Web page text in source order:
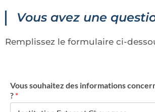
Vous avez une
Remplissez le formulaire ci-
Vous souhaitez des informations
? *